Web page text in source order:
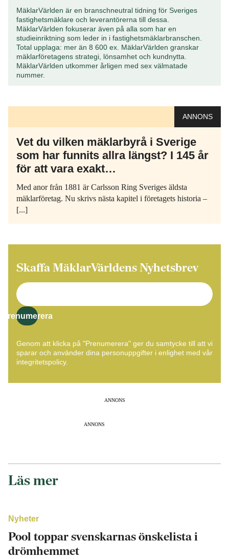
MäklarVärlden är en branschneutral tidning för Sveriges
fastighetsmäklare och leverantörerna till dessa.
MäklarVärlden fokuserar även på alla som har en
studieinriktning som leder in i fastighetsmäklarbranschen.
Total upplaga: mer än 8 600 ex. MäklarVärlden granskar
mäklarföretagens strategi, lönsamhet och kundnytta.
MäklarVärlden utkommer årligen med sex välmatade
nummer.
ANNONS
Vet du vilken mäklarbyrå i Sverige
som har funnits allra längst? I 145 år
för att vara exakt…
Med anor från 1881 är Carlsson Ring Sveriges äldsta
mäklarföretag. Nu skrivs nästa kapitel i företagets historia –
[...]
Skaffa MäklarVärldens Nyhetsbrev
Prenumerera
Genom att klicka på "Prenumerera" ger du samtycke till att vi
sparar och använder dina personuppgifter i enlighet med vår
integritetspolicy.
ANNONS
ANNONS
Läs mer
Nyheter
Pool toppar svenskarnas önskelista i
drömhemmet